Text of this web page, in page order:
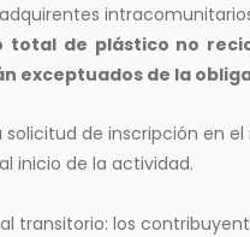
total de plástico no
exceptuados de la
solicitud de inscripción en
inicio de la actividad.
transitorio: los